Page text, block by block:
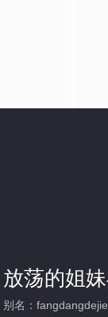
放荡的姐
别名：